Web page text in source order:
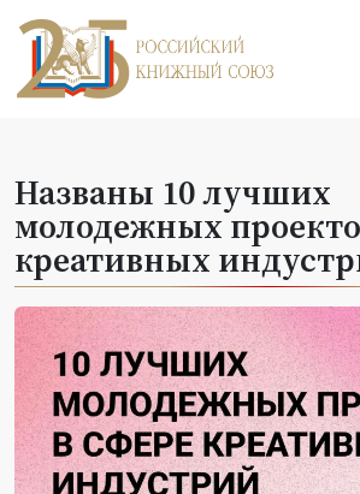
Названы 10 лучших
молодежных
креативных